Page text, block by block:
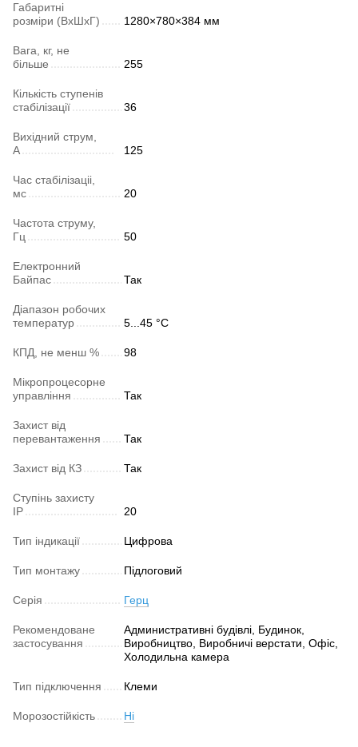
Габаритні
розміри (ВхШхГ)
1280×780×384 мм
Вага, кг, не
більше
255
Кількість ступенів
стабілізації
36
Вихідний струм,
А
125
Час стабілізаціі,
мс
20
Частота струму,
Гц
50
Електронний
Байпас
Так
Діапазон робочих
температур
5...45 °C
КПД, не менш % 98
Мікропроцесорне
управління
Так
Захист від
перевантаження
Так
Захист від КЗ Так
Ступінь захисту
IP
20
Тип індикації Цифрова
Тип монтажу Підлоговий
Серія Герц
Рекомендоване
застосування
Административні будівлі, Будинок,
Виробництво, Виробничі верстати, Офіс,
Холодильна камера
Тип підключення Клеми
Морозостійкість Ні